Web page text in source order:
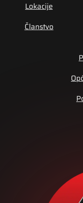
Lokacije
Članstvo